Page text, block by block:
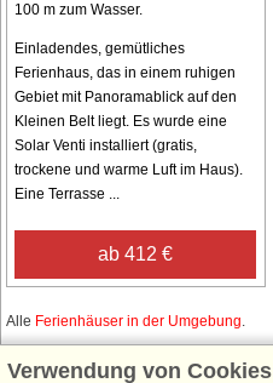
100 m zum Wasser.
Einladendes, gemütliches
Ferienhaus, das in einem ruhigen
Gebiet mit Panoramablick auf den
Kleinen Belt liegt. Es wurde eine
Solar Venti installiert (gratis,
trockene und warme Luft im Haus).
Eine Terrasse ...
ab 412 €
Alle Ferienhäuser in der Umgebung.
Verwendung von Cookies